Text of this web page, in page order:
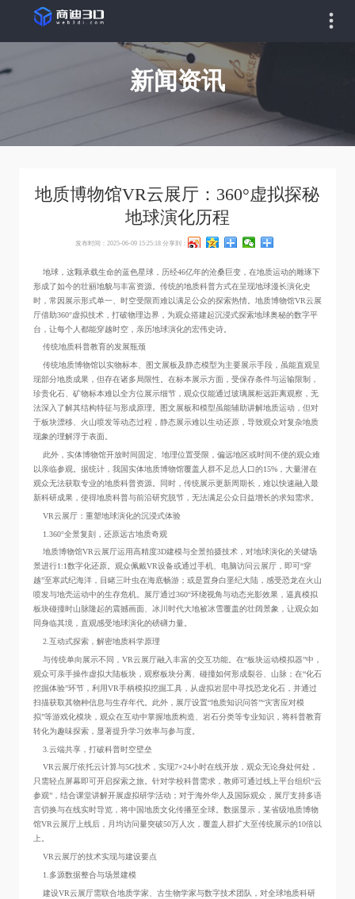
新闻资讯
地质博物馆VR云展厅：360°虚拟探秘
地球演化历程
发布时间：2025-06-09 15:25:18分享到：
地球，这颗承载生命的蓝色星球，历经46亿年的沧桑巨变，在地质运动的雕琢下
形成了如今的壮丽地貌与丰富资源。传统的地质科普方式在呈现地球漫长演化史
时，常因展示形式单一、时空受限而难以满足公众的探索热情。地质博物馆VR云展
厅借助360°虚拟技术，打破物理边界，为观众搭建起沉浸式探索地球奥秘的数字平
台，让每个人都能穿越时空，亲历地球演化的宏伟史诗。
传统地质科普教育的发展瓶颈
传统地质博物馆以实物标本、图文展板及静态模型为主要展示手段，虽能直观呈
现部分地质成果，但存在诸多局限性。在标本展示方面，受保存条件与运输限制，
珍贵化石、矿物标本难以全方位展示细节，观众仅能通过玻璃展柜远距离观察，无
法深入了解其结构特征与形成原理。图文展板和模型虽能辅助讲解地质运动，但对
于板块漂移、火山喷发等动态过程，静态展示难以生动还原，导致观众对复杂地质
现象的理解浮于表面。
此外，实体博物馆开放时间固定、地理位置受限，偏远地区或时间不便的观众难
以亲临参观。据统计，我国实体地质博物馆覆盖人群不足总人口的15%，大量潜在
观众无法获取专业的地质科普资源。同时，传统展示更新周期长，难以快速融入最
新科研成果，使得地质科普与前沿研究脱节，无法满足公众日益增长的求知需求。
VR云展厅：重塑地球演化的沉浸式体验
1.360°全景复刻，还原远古地质奇观
地质博物馆VR云展厅运用高精度3D建模与全景拍摄技术，对地球演化的关键场
景进行1:1数字化还原。观众佩戴VR设备或通过手机、电脑访问云展厅，即可“穿
越”至寒武纪海洋，目睹三叶虫在海底畅游；或是置身白垩纪大陆，感受恐龙在火山
喷发与地壳运动中的生存危机。展厅通过360°环绕视角与动态光影效果，逼真模拟
板块碰撞时山脉隆起的震撼画面、冰川时代大地被冰雪覆盖的壮阔景象，让观众如
同身临其境，直观感受地球演化的磅礴力量。
2.互动式探索，解密地质科学原理
与传统单向展示不同，VR云展厅融入丰富的交互功能。在“板块运动模拟器”中，
观众可亲手操作虚拟大陆板块，观察板块分离、碰撞如何形成裂谷、山脉；在“化石
挖掘体验”环节，利用VR手柄模拟挖掘工具，从虚拟岩层中寻找恐龙化石，并通过
扫描获取其物种信息与生存年代。此外，展厅设置“地质知识问答”“灾害应对模
拟”等游戏化模块，观众在互动中掌握地质构造、岩石分类等专业知识，将科普教育
转化为趣味探索，显著提升学习效率与参与度。
3.云端共享，打破科普时空壁垒
VR云展厅依托云计算与5G技术，实现7×24小时在线开放，观众无论身处何处，
只需轻点屏幕即可开启探索之旅。针对学校科普需求，教师可通过线上平台组织“云
参观”，结合课堂讲解开展虚拟研学活动；对于海外华人及国际观众，展厅支持多语
言切换与在线实时导览，将中国地质文化传播至全球。数据显示，某省级地质博物
馆VR云展厅上线后，月均访问量突破50万人次，覆盖人群扩大至传统展示的10倍以
上。
VR云展厅的技术实现与建设要点
1.多源数据整合与场景建模
建设VR云展厅需联合地质学家、古生物学家与数字技术团队，对全球地质科研